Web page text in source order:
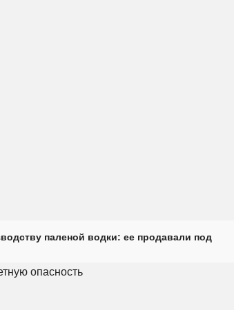
паленой водки: ее продавали под